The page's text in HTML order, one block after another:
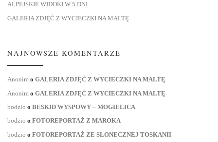
ALPEJSKIE WIDOKI W 5 DNI
GALERIA ZDJĘĆ Z WYCIECZKI NA MALTĘ
NAJNOWSZE KOMENTARZE
Anonim o GALERIA ZDJĘĆ Z WYCIECZKI NA MALTĘ
Anonim o GALERIA ZDJĘĆ Z WYCIECZKI NA MALTĘ
bodzio o BESKID WYSPOWY – MOGIELICA
bodzio o FOTOREPORTAŻ Z MAROKA
bodzio o FOTOREPORTAŻ ZE SŁONECZNEJ TOSKANII